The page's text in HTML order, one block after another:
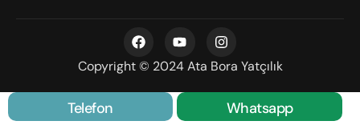
Copyright © 2024 Ata Bora Yatçılık
Telefon Whatsapp